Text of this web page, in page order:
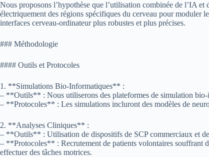
Nous proposons l’hypothèse que l’utilisation combinée de l’IA
électriquement des régions spécifiques du cerveau pour moduler
interfaces cerveau-ordinateur plus robustes et plus précises.
### Méthodologie
#### Outils et Protocoles
1. **Simulations Bio-Informatiques** :
– **Outils** : Nous utiliserons des plateformes de simulation
– **Protocoles** : Les simulations incluront des modèles de
2. **Analyses Cliniques** :
– **Outils** : Utilisation de dispositifs de SCP commerciaux et de
– **Protocoles** : Recrutement de patients volontaires souffrant
effectuer des tâches motrices.